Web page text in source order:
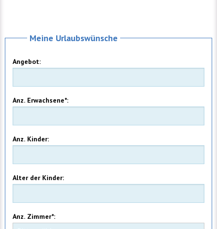
Meine Urlaubswünsche
Angebot:
Anz. Erwachsene*:
Anz. Kinder:
Alter der Kinder:
Anz. Zimmer*: